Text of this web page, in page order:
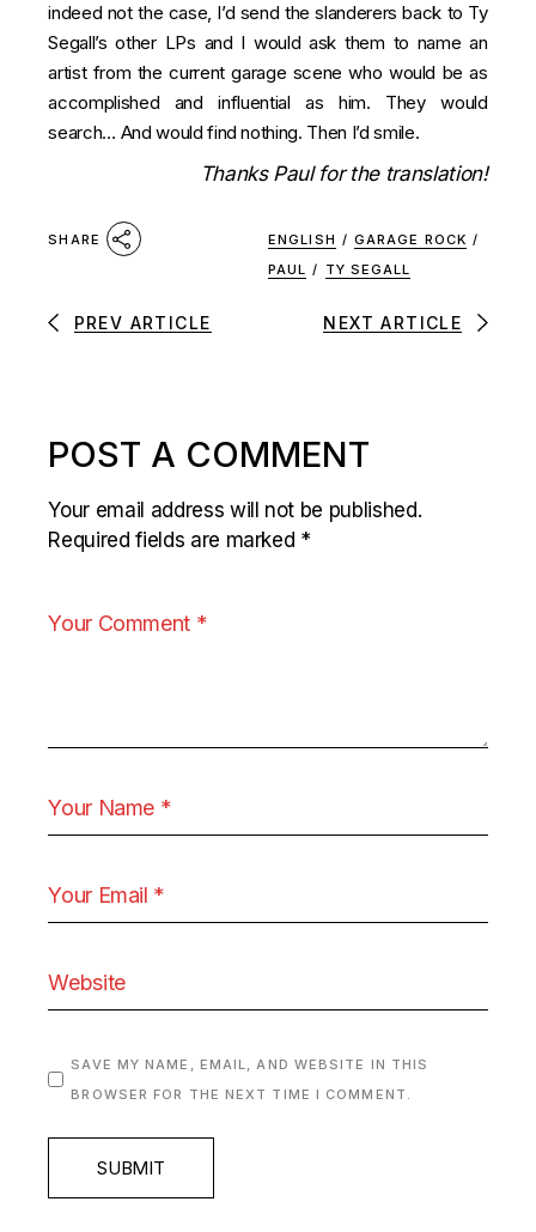
indeed not the case, I’d send the slanderers back to Ty
Segall’s other LPs and I would ask them to name an
artist from the current garage scene who would be as
accomplished and influential as him. They would
search… And would find nothing. Then I’d smile.
Thanks Paulfor the translation!
SHARE ENGLISH / GARAGE ROCK /
PAUL / TY SEGALL
PREV ARTICLE NEXT ARTICLE
POST A COMMENT
Your email address will not be published.
Required fields are marked *
SAVE MY NAME, EMAIL, AND WEBSITE IN THIS
BROWSER FOR THE NEXT TIME I COMMENT.
SUBMIT